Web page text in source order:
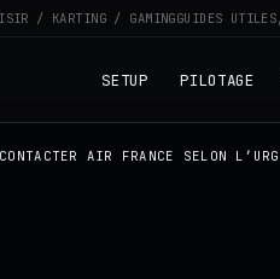
/ KARTING / GAMINGGUIDES
SETUP PILOTAGE
CONTACTER AIR FRANCE SELON